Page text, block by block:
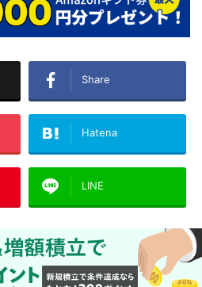
Share
Hatena
LINE